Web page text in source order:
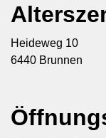
Heideweg 10
6440 Brunnen